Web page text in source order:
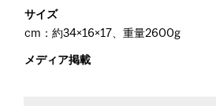
サイズ
cm：約34×16×17、重量2600g
メディア掲載